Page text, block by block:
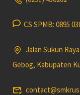
CS SPMB: 0895
Jalan Sukun
Gebog, Kabupaten